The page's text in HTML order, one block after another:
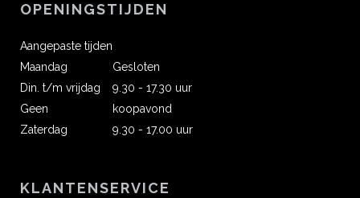
OPENINGSTIJDEN
Aangepaste tijden
Maandag
Gesloten
Din. t/m vrijdag
9.30 - 17.30 uur
Geen
koopavond
Zaterdag
9.30 - 17.00 uur
KLANTENSERVICE